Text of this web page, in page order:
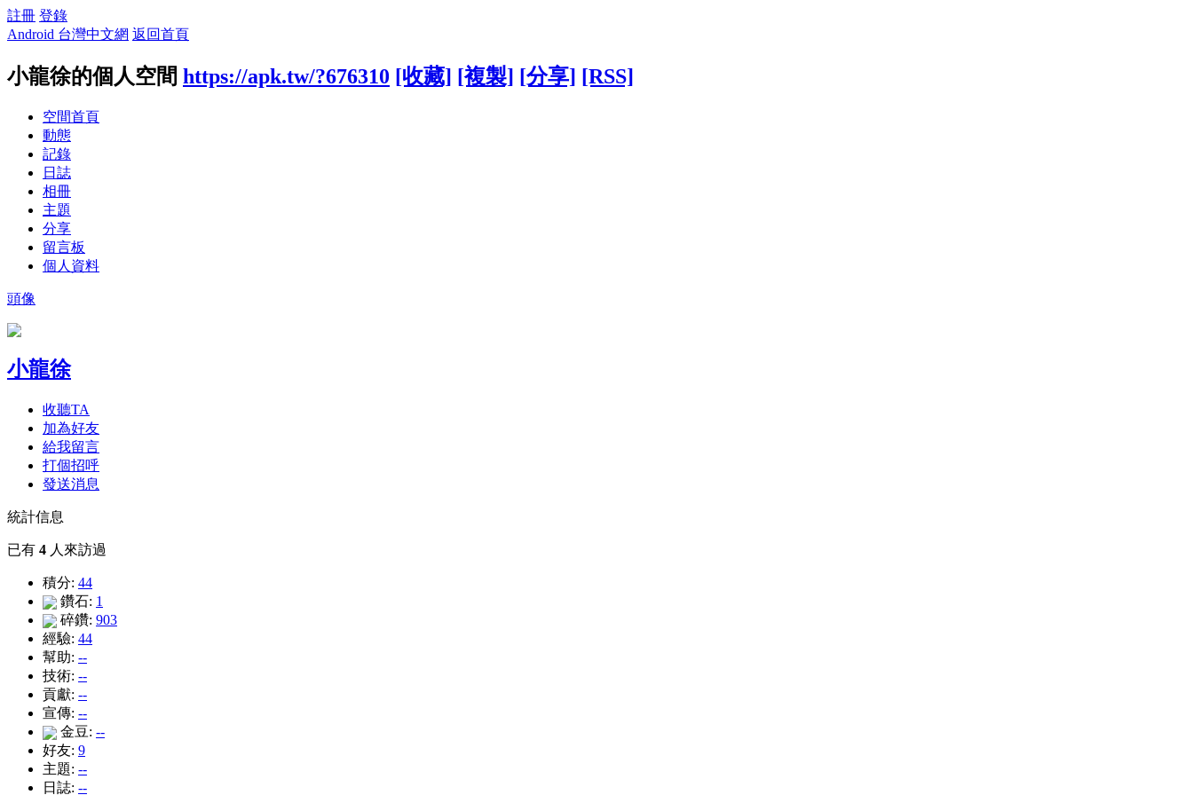
註冊 登錄
Android 台灣中文網 返回首頁
小龍徐的個人空間 https://apk.tw/?676310 [收藏] [複製] [分享] [RSS]
空間首頁
動態
記錄
日誌
相冊
主題
分享
留言板
個人資料
頭像
小龍徐
收聽TA
加為好友
給我留言
打個招呼
發送消息
統計信息
已有 4 人來訪過
積分: 44
鑽石: 1
碎鑽: 903
經驗: 44
幫助: --
技術: --
貢獻: --
宣傳: --
金豆: --
好友: 9
主題: --
日誌: --